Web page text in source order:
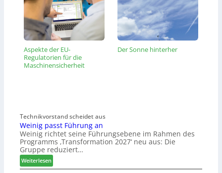
Aspekte der EU-
Regulatorien für die
Maschinensicherheit
Der Sonne hinterher
Technikvorstand scheidet aus
Weinig passt Führung an
Weinig richtet seine Führungsebene im Rahmen des
Programms ‚Transformation 2027‘ neu aus: Die
Gruppe reduziert…
Weiterlesen:
W